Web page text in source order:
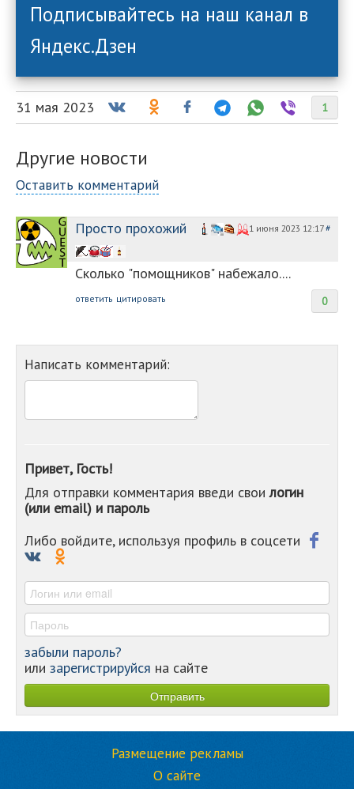
Подписывайтесь на наш канал в
Яндекс.Дзен
1
31 мая 2023
Другие новости
Оставить комментарий
Просто прохожий 1 июня 2023 12:17#
Сколько "помощников" набежало....
0
ответить цитировать
Написать комментарий:
Привет, Гость!
Для отправки комментария введи своилогин
(или email) и пароль
Либо войдите, используя профиль в соцсети
забыли пароль?
или зарегистрируйся на сайте
Размещение рекламы
О сайте